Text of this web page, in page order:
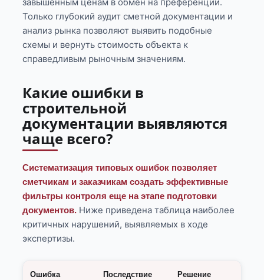
Только глубокий аудит сметной документации и
анализ рынка позволяют выявить подобные
схемы и вернуть стоимость объекта к
справедливым рыночным значениям.
Какие ошибки в
строительной
документации выявляются
чаще всего?
Систематизация типовых ошибок позволяет
сметчикам и заказчикам создать эффективные
фильтры контроля еще на этапе подготовки
документов. Ниже приведена таблица наиболее
критичных нарушений, выявляемых в ходе
экспертизы.
Ошибка Последствие Решение